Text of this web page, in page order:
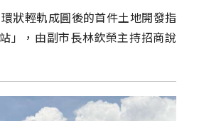
狀輕軌成圓後的首件土地開發指
」，由副市長林欽榮主持招商說